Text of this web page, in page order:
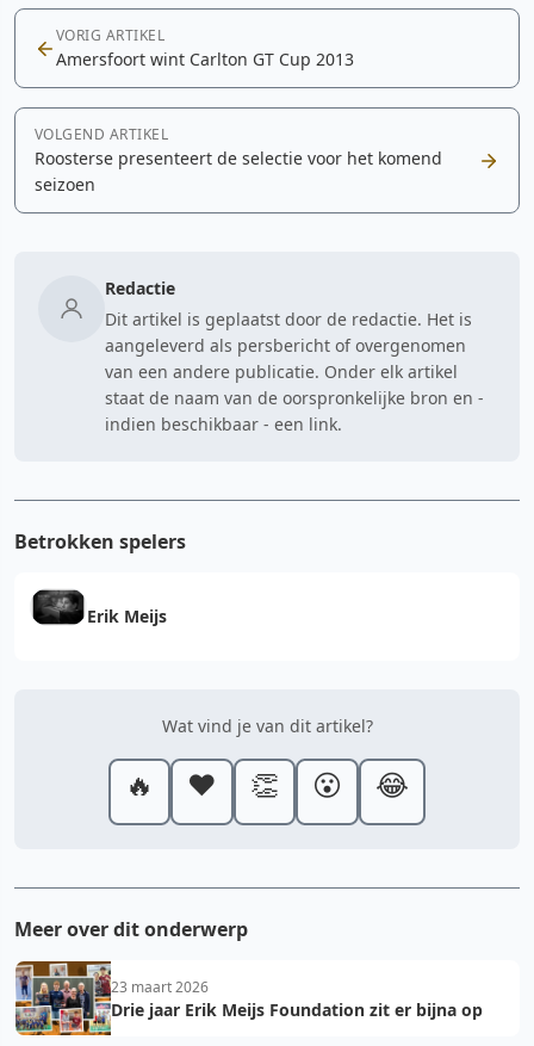
VORIG ARTIKEL
Amersfoort wint Carlton GT Cup 2013
VOLGEND ARTIKEL
Roosterse presenteert de selectie voor het komend
seizoen
Redactie
Dit artikel is geplaatst door de redactie. Het is
aangeleverd als persbericht of overgenomen
van een andere publicatie. Onder elk artikel
staat de naam van de oorspronkelijke bron en -
indien beschikbaar - een link.
Betrokken spelers
Erik Meijs
Wat vind je van dit artikel?
🔥 ❤️ 👏 😮 😂
Meer over dit onderwerp
23 maart 2026
Drie jaar Erik Meijs Foundation zit er bijna op